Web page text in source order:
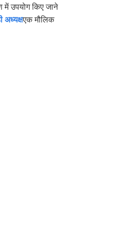
में उपयोग किए जाने
अध्यक्षएक मौलिक